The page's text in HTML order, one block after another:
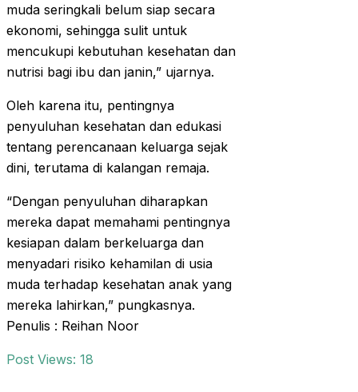
muda seringkali belum siap secara
ekonomi, sehingga sulit untuk
mencukupi kebutuhan kesehatan dan
nutrisi bagi ibu dan janin,” ujarnya.
Oleh karena itu, pentingnya
penyuluhan kesehatan dan edukasi
tentang perencanaan keluarga sejak
dini, terutama di kalangan remaja.
“Dengan penyuluhan diharapkan
mereka dapat memahami pentingnya
kesiapan dalam berkeluarga dan
menyadari risiko kehamilan di usia
muda terhadap kesehatan anak yang
mereka lahirkan,” pungkasnya.
Penulis : Reihan Noor
Post Views: 18